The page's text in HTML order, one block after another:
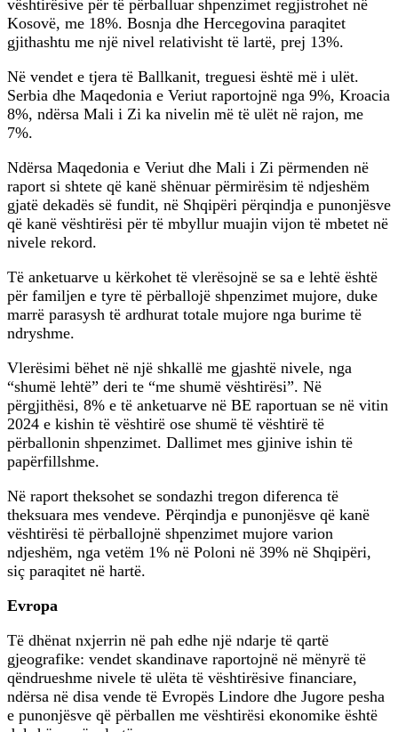
vështirësive për të përballuar shpenzimet regjistrohet në
Kosovë, me 18%. Bosnja dhe Hercegovina paraqitet
gjithashtu me një nivel relativisht të lartë, prej 13%.
Në vendet e tjera të Ballkanit, treguesi është më i ulët.
Serbia dhe Maqedonia e Veriut raportojnë nga 9%, Kroacia
8%, ndërsa Mali i Zi ka nivelin më të ulët në rajon, me
7%.
Ndërsa Maqedonia e Veriut dhe Mali i Zi përmenden në
raport si shtete që kanë shënuar përmirësim të ndjeshëm
gjatë dekadës së fundit, në Shqipëri përqindja e punonjësve
që kanë vështirësi për të mbyllur muajin vijon të mbetet në
nivele rekord.
Të anketuarve u kërkohet të vlerësojnë se sa e lehtë është
për familjen e tyre të përballojë shpenzimet mujore, duke
marrë parasysh të ardhurat totale mujore nga burime të
ndryshme.
Vlerësimi bëhet në një shkallë me gjashtë nivele, nga
“shumë lehtë” deri te “me shumë vështirësi”. Në
përgjithësi, 8% e të anketuarve në BE raportuan se në vitin
2024 e kishin të vështirë ose shumë të vështirë të
përballonin shpenzimet. Dallimet mes gjinive ishin të
papërfillshme.
Në raport theksohet se sondazhi tregon diferenca të
theksuara mes vendeve. Përqindja e punonjësve që kanë
vështirësi të përballojnë shpenzimet mujore varion
ndjeshëm, nga vetëm 1% në Poloni në 39% në Shqipëri,
siç paraqitet në hartë.
Evropa
Të dhënat nxjerrin në pah edhe një ndarje të qartë
gjeografike: vendet skandinave raportojnë në mënyrë të
qëndrueshme nivele të ulëta të vështirësive financiare,
ndërsa në disa vende të Evropës Lindore dhe Jugore pesha
e punonjësve që përballen me vështirësi ekonomike është